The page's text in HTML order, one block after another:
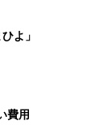
よ」
費用